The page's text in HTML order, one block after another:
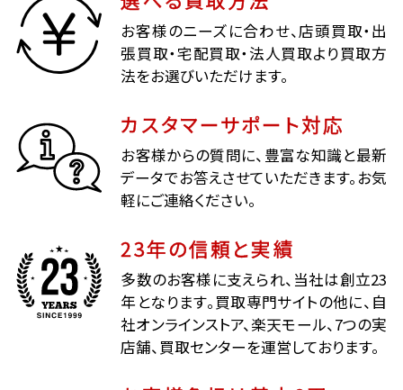
お客様のニーズに合わせ、店頭買取・出
張買取・宅配買取・法人買取より買取方
法をお選びいただけます。
カスタマーサポート対応
お客様からの質問に、豊富な知識と最新
データでお答えさせていただきます。お気
軽にご連絡ください。
23年の信頼と実績
多数のお客様に支えられ、当社は創立23
年となります。買取専門サイトの他に、自
社オンラインストア、楽天モール、7つの実
店舗、買取センターを運営しております。